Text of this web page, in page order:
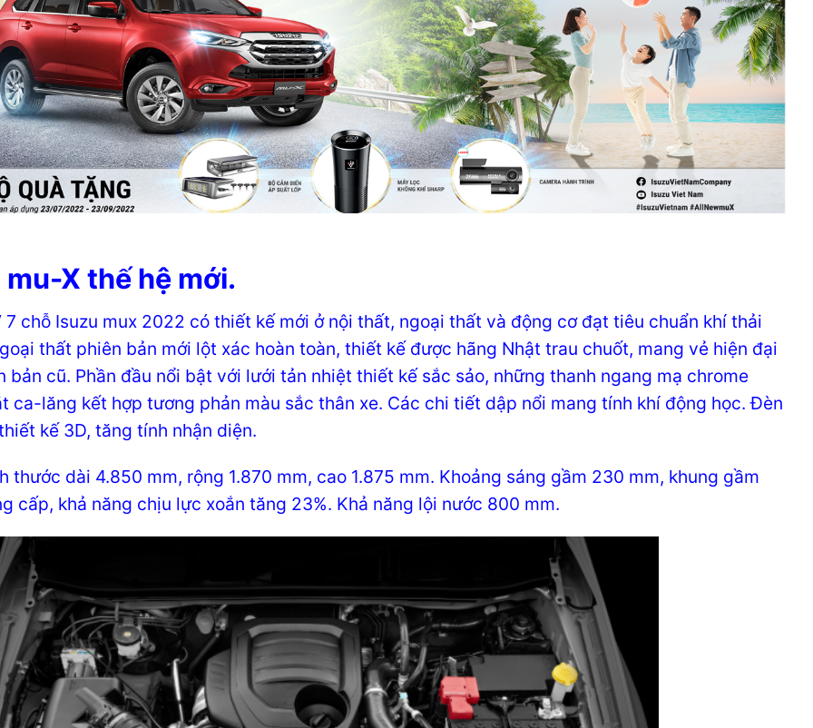
mu-X thế hệ mới.
7 chỗ Isuzu mux 2022 có thiết kế mới ở nội thất, ngoại thất và động cơ đạt tiêu chuẩn khí thải
thất phiên bản mới lột xác hoàn toàn, thiết kế được hãng Nhật trau chuốt, mang vẻ hiện đại
bản cũ. Phần đầu nổi bật với lưới tản nhiệt thiết kế sắc sảo, những thanh ngang mạ chrome
ca-lăng kết hợp tương phản màu sắc thân xe. Các chi tiết dập nổi mang tính khí động học. Đèn
kế 3D, tăng tính nhận diện.
thước dài 4.850 mm, rộng 1.870 mm, cao 1.875 mm. Khoảng sáng gầm 230 mm, khung gầm
cấp, khả năng chịu lực xoắn tăng 23%. Khả năng lội nước 800 mm.